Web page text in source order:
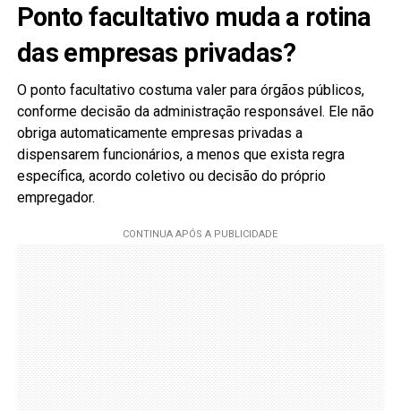
Ponto facultativo muda a rotina
das empresas privadas?
O ponto facultativo costuma valer para órgãos públicos,
conforme decisão da administração responsável. Ele não
obriga automaticamente empresas privadas a
dispensarem funcionários, a menos que exista regra
específica, acordo coletivo ou decisão do próprio
empregador.